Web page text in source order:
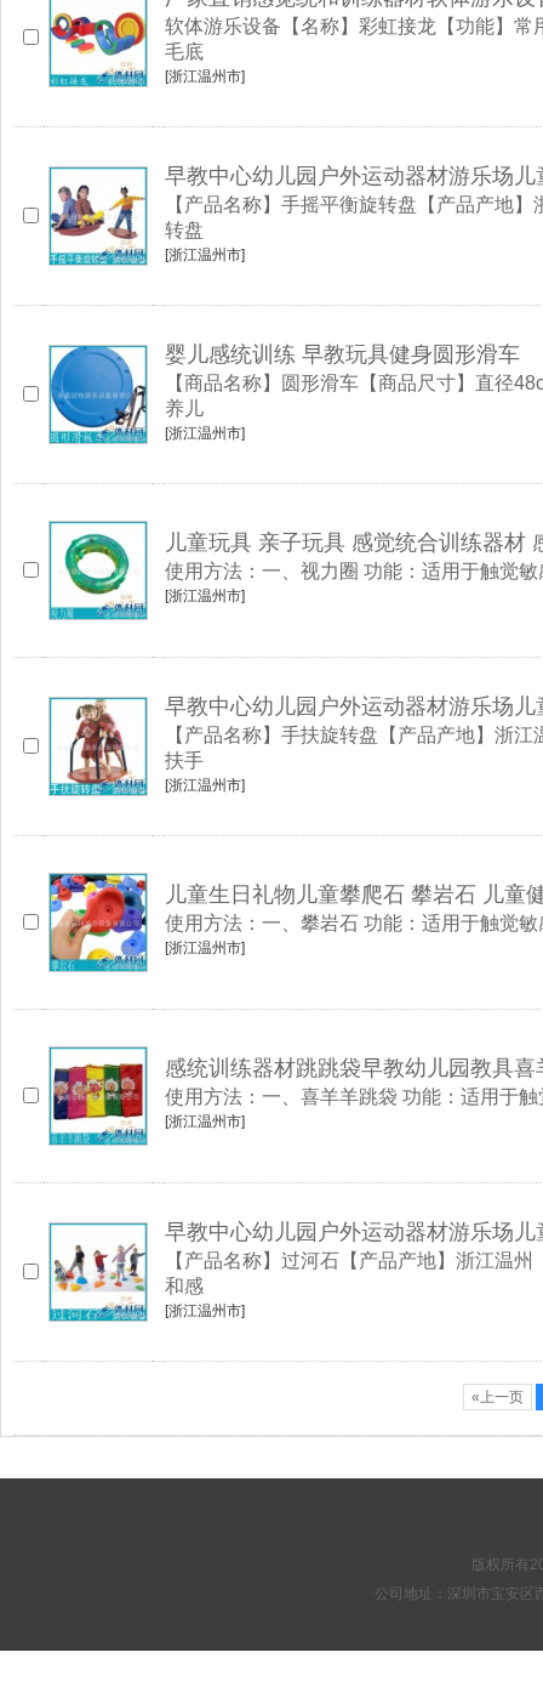
软体游乐设备【名称】彩虹接龙【功能】
毛底
[浙江温州市]
早教中心幼儿园户外运动器材游乐场
【产品名称】手摇平衡旋转盘【产品产地
转盘
[浙江温州市]
婴儿感统训练 早教玩具健身圆形滑车
【商品名称】圆形滑车【商品尺寸】直径
养儿
[浙江温州市]
儿童玩具 亲子玩具 感觉统合训练器材
使用方法：一、视力圈 功能：适用于触觉
[浙江温州市]
早教中心幼儿园户外运动器材游乐场
【产品名称】手扶旋转盘【产品产地】浙
扶手
[浙江温州市]
儿童生日礼物儿童攀爬石 攀岩石 儿童
使用方法：一、攀岩石 功能：适用于触觉
[浙江温州市]
感统训练器材跳跳袋早教幼儿园教具
使用方法：一、喜羊羊跳袋 功能：适用于
[浙江温州市]
早教中心幼儿园户外运动器材游乐场儿
【产品名称】过河石【产品产地】浙江温
和感
[浙江温州市]
«上一页
版权所有
公司地址：深圳市宝安